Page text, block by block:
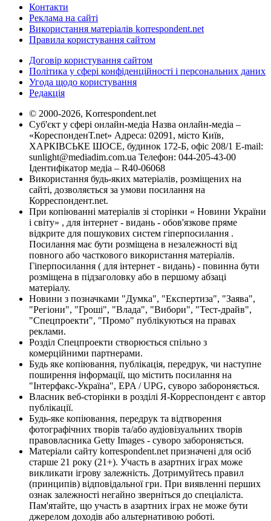
Контакти
Реклама на сайті
Використання матеріалів korrespondent.net
Правила користування сайтом
Договір користування сайтом
Політика у сфері конфіденційності і персональних даних
Угода щодо користування
Редакція
© 2000-2026, Korrespondent.net
Суб'єкт у сфері онлайн-медіа Назва онлайн-медіа –
«КореспонденТ.net» Адреса: 02091, місто Київ,
ХАРКІВСЬКЕ ШОСЕ, будинок 172-Б, офіс 208/1 E-mail:
sunlight@mediadim.com.ua Телефон: 044-205-43-00
Ідентифікатор медіа – R40-06068
Використання будь-яких матеріалів, розміщених на
сайті, дозволяється за умови посилання на
Корреспондент.net.
При копіюванні матеріалів зі сторінки « Новини України
і світу» , для інтернет - видань - обов'язкове пряме
відкрите для пошукових систем гіперпосилання .
Посилання має бути розміщена в незалежності від
повного або часткового використання матеріалів.
Гіперпосилання ( для інтернет - видань) - повинна бути
розміщена в підзаголовку або в першому абзаці
матеріалу.
Новини з позначками "Думка", "Експертиза", "Заява",
"Регіони", "Гроші", "Влада", "Вибори", "Тест-драйв",
"Спецпроекти", "Промо" публікуються на правах
реклами.
Розділ Спецпроекти створюється спільно з
комерційними партнерами.
Будь яке копіювання, публікація, передрук, чи наступне
поширення інформації, що містить посилання на
"Інтерфакс-Україна", EPA / UPG, суворо забороняється.
Власник веб-сторінки в розділі Я-Корреспондент є автор
публікації.
Будь-яке копіювання, передрук та відтворення
фотографічних творів та/або аудіовізуальних творів
правовласника Getty Images - суворо забороняється.
Матеріали сайту korrespondent.net призначені для осіб
старше 21 року (21+). Участь в азартних іграх може
викликати ігрову залежність. Дотримуйтесь правил
(принципів) відповідальної гри. При виявленні перших
ознак залежності негайно зверніться до спеціаліста.
Пам'ятайте, що участь в азартних іграх не може бути
джерелом доходів або альтернативою роботі.